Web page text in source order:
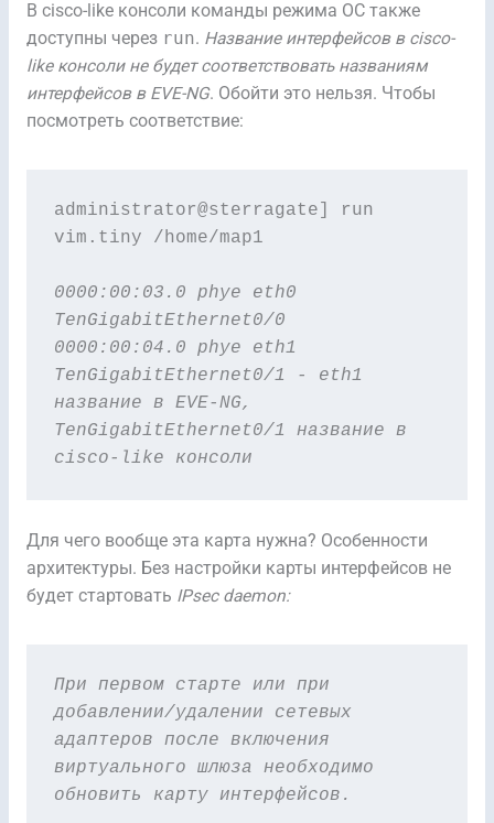
В cisco-like консоли команды режима ОС также
доступны через run. Название интерфейсов в cisco-
like консоли не будет соответствовать названиям
интерфейсов в EVE-NG. Обойти это нельзя. Чтобы
посмотреть соответствие:
administrator@sterragate] run
vim.tiny /home/map1
0000:00:03.0 phye eth0
TenGigabitEthernet0/0
0000:00:04.0 phye eth1
TenGigabitEthernet0/1 - eth1
название в EVE-NG,
TenGigabitEthernet0/1 название в
cisco-like консоли
Для чего вообще эта карта нужна? Особенности
архитектуры. Без настройки карты интерфейсов не
будет стартовать IPsec daemon:
При первом старте или при
добавлении/удалении сетевых
адаптеров после включения
виртуального шлюза необходимо
обновить карту интерфейсов.